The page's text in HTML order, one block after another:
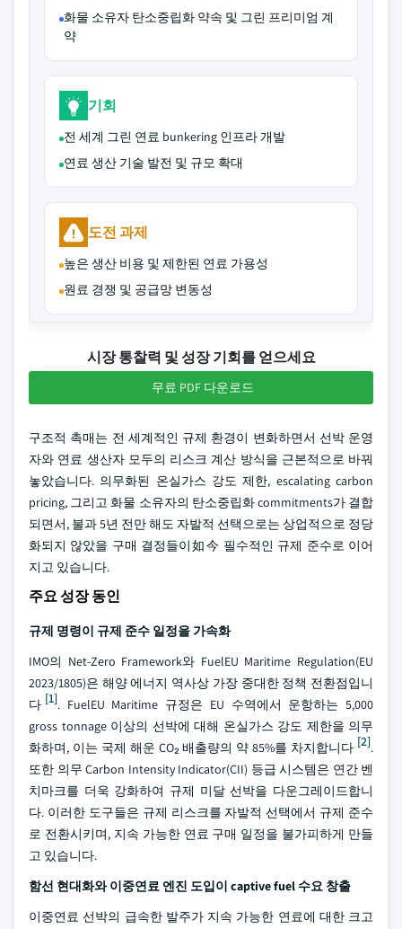
화물 소유자 탄소중립화 약속 및 그린 프리미엄 계
약
기회
전 세계 그린 연료 bunkering 인프라 개발
연료 생산 기술 발전 및 규모 확대
도전 과제
높은 생산 비용 및 제한된 연료 가용성
원료 경쟁 및 공급망 변동성
시장 통찰력 및 성장 기회를 얻으세요
무료 PDF 다운로드
구조적 촉매는 전 세계적인 규제 환경이 변화하면서 선박 운영
자와 연료 생산자 모두의 리스크 계산 방식을 근본적으로 바꿔
놓았습니다. 의무화된 온실가스 강도 제한, escalating carbon
pricing, 그리고 화물 소유자의 탄소중립화 commitments가 결합
되면서, 불과 5년 전만 해도 자발적 선택으로는 상업적으로 정당
화되지 않았을 구매 결정들이如今 필수적인 규제 준수로 이어
지고 있습니다.
주요 성장 동인
규제 명령이 규제 준수 일정을 가속화
IMO의 Net-Zero Framework와 FuelEU Maritime Regulation(EU
2023/1805)은 해양 에너지 역사상 가장 중대한 정책 전환점입니
다 [1]. FuelEU Maritime 규정은 EU 수역에서 운항하는 5,000
gross tonnage 이상의 선박에 대해 온실가스 강도 제한을 의무
화하며, 이는 국제 해운 CO₂ 배출량의 약 85%를 차지합니다 [2].
또한 의무 Carbon Intensity Indicator(CII) 등급 시스템은 연간 벤
치마크를 더욱 강화하여 규제 미달 선박을 다운그레이드합니
다. 이러한 도구들은 규제 리스크를 자발적 선택에서 규제 준수
로 전환시키며, 지속 가능한 연료 구매 일정을 불가피하게 만들
고 있습니다.
함선 현대화와 이중연료 엔진 도입이 captive fuel 수요 창출
이중연료 선박의 급속한 발주가 지속 가능한 연료에 대한 크고